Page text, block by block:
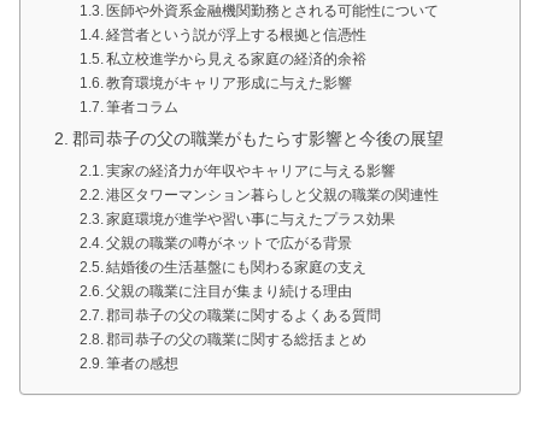
医師や外資系金融機関勤務とされる可能性について
経営者という説が浮上する根拠と信憑性
私立校進学から見える家庭の経済的余裕
教育環境がキャリア形成に与えた影響
筆者コラム
郡司恭子の父の職業がもたらす影響と今後の展望
実家の経済力が年収やキャリアに与える影響
港区タワーマンション暮らしと父親の職業の関連性
家庭環境が進学や習い事に与えたプラス効果
父親の職業の噂がネットで広がる背景
結婚後の生活基盤にも関わる家庭の支え
父親の職業に注目が集まり続ける理由
郡司恭子の父の職業に関するよくある質問
郡司恭子の父の職業に関する総括まとめ
筆者の感想